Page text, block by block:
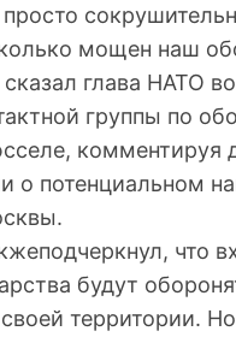
мощен наш
глава НАТО
группы по
комментируя
о потенциальном
что
будут
территории.